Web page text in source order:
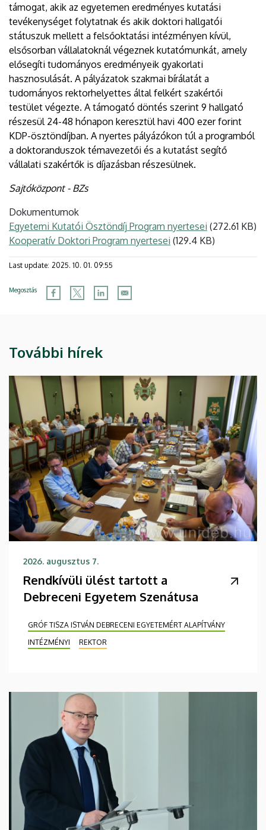
támogat, akik az egyetemen eredményes kutatási
tevékenységet folytatnak és akik doktori hallgatói
státuszuk mellett a felsőoktatási intézményen kívül,
elsősorban vállalatoknál végeznek kutatómunkát, amely
elősegíti tudományos eredményeik gyakorlati
hasznosulását. A pályázatok szakmai bírálatát a
tudományos rektorhelyettes által felkért szakértői
testület végezte. A támogató döntés szerint 9 hallgató
részesül 24-48 hónapon keresztül havi 400 ezer forint
KDP-ösztöndíjban. A nyertes pályázókon túl a programból
a doktoranduszok témavezetői és a kutatást segítő
vállalati szakértők is díjazásban részesülnek.
Sajtóközpont - BZs
Dokumentumok
Egyetemi Kutatói Ösztöndíj Program nyertesei (272.61 KB)
Kooperatív Doktori Program nyertesei (129.4 KB)
Last update: 2025. 10. 01. 09:55
Megosztás
További hírek
2026. augusztus 7.
Rendkívüli ülést tartott a
Debreceni Egyetem Szenátusa
GRÓF TISZA ISTVÁN DEBRECENI EGYETEMÉRT ALAPÍTVÁNY
INTÉZMÉNYI
REKTOR